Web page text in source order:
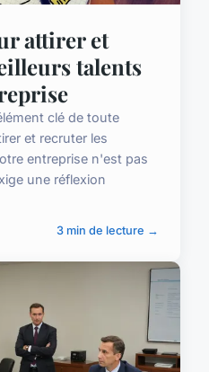
attirer et
talents
clé de toute
et recruter les
entreprise n'est pas
une réflexion
3 min de lecture →